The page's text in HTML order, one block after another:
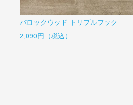
バロックウッド トリプルフック
2,090円（税込）